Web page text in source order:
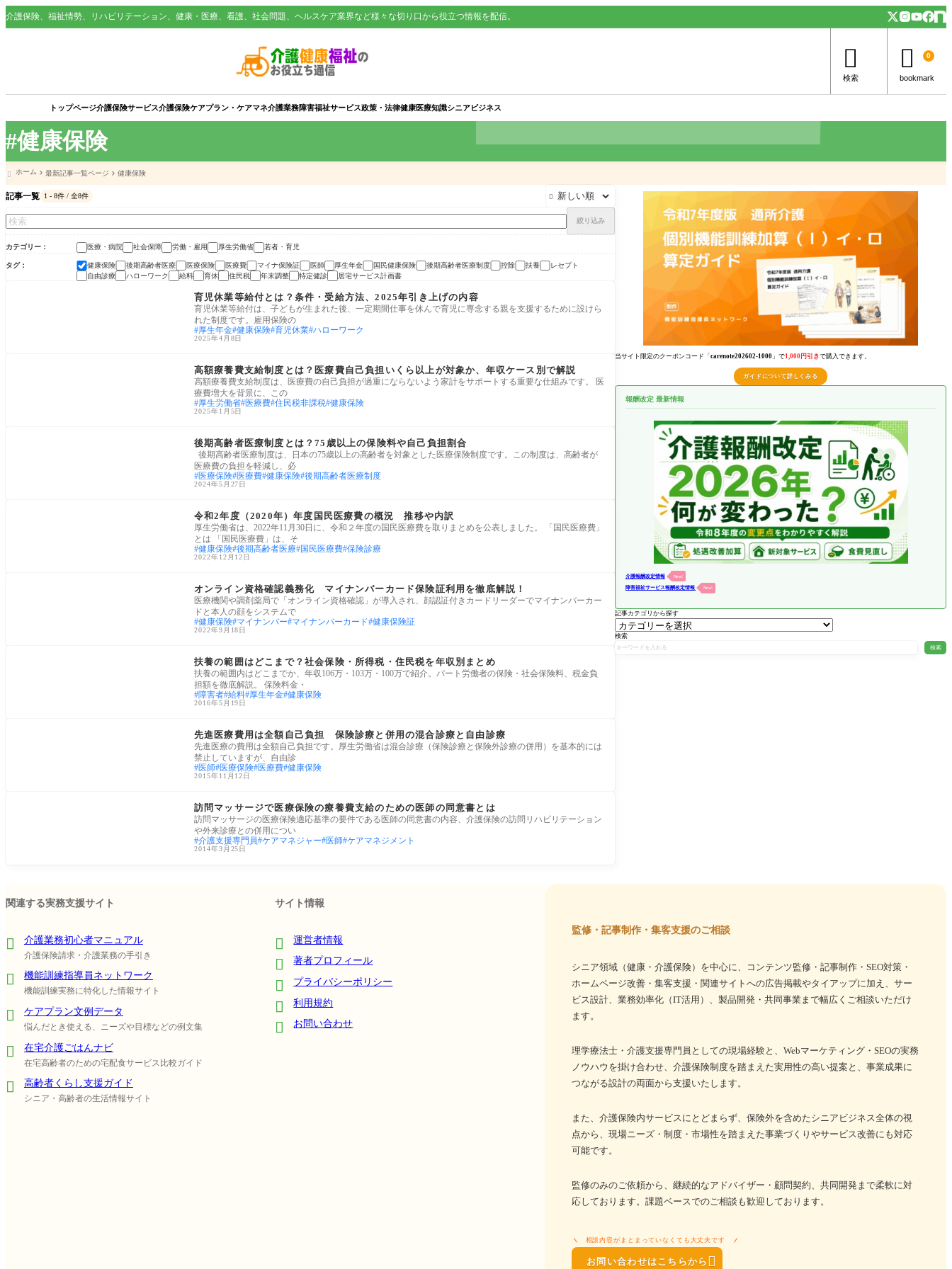
#健康保険
介護保険、福祉情勢、リハビリテーション、健康・医療、看護、社会問題、ヘルスケア業界など様々な切り口から役立つ情報を配信。
トップページ介護保険サービス介護保険ケアプラン・ケアマネ介護業務障害福祉サービス政策・法律健康医療知識シニアビジネス

検索
 0
bookmark
 ホーム 最新記事一覧ページ 健康保険
記事一覧 1 - 8件 / 全8件 
絞り込み
カテゴリー 医療・病院 社会保障 労働・雇用 厚生労働省 若者・育児
タグ 健康保険 後期高齢者医療 医療保険 医療費 マイナ保険証 医師 厚生年金 国民健康保険 後期高齢者医療制度 控除 扶養
レセプト
自由診療
ハローワーク 給料 育休 住民税 年末調整 特定健診 居宅サービス計画書
労働・雇用
育児休業等給付とは？条件・受給方法、2025年引き上げの内容
育児休業等給付は、子どもが生まれた後、一定期間仕事を休んで育児に専念する親を支援するために設けら
れた制度です。雇用保険の
厚生年金 健康保険 育児休業 ハローワーク
2025年4月8日
高額療養費支給制度とは？医療費自己負担いくら以上が対象か、年収ケース別で解説
高額療養費支給制度は、医療費の自己負担が過重にならないよう家計をサポートする重要な仕組みです。 医
療費増大を背景に、この
厚生労働省 医療費 住民税非課税 健康保険
2025年1月5日
後期高齢者医療制度とは？75歳以上の保険料や自己負担割合
後期高齢者医療制度は、日本の75歳以上の高齢者を対象とした医療保険制度です。この制度は、高齢者が
医療費の負担を軽減し、必
医療保険 医療費 健康保険 後期高齢者医療制度
2024年5月27日
令和2年度（2020年）年度国民医療費の概況 推移や内訳
厚生労働省は、2022年11月30日に、令和２年度の国民医療費を取りまとめを公表しました。 「国民医療費」
とは 「国民医療費」は、そ
健康保険 後期高齢者医療 国民医療費 保険診療
2022年12月12日
オンライン資格確認義務化 マイナンバーカード保険証利用を徹底解説！
医療機関や調剤薬局で「オンライン資格確認」が導入され、顔認証付きカードリーダーでマイナンバーカー
ドと本人の顔をシステムで
健康保険 マイナンバー マイナンバーカード 健康保険証
2022年9月18日
扶養の範囲はどこまで？社会保険・所得税・住民税を年収別まとめ
扶養の範囲内はどこまでか、年収106万・103万・100万で紹介。パート労働者の保険・社会保険料、税金負
担額を徹底解説。 保険料金・
障害者 給料 厚生年金 健康保険
2016年5月19日
先進医療費用は全額自己負担 保険診療と併用の混合診療と自由診療
先進医療の費用は全額自己負担です。厚生労働省は混合診療（保険診療と保険外診療の併用）を基本的には
禁止していますが、自由診
医師 医療保険 医療費 健康保険
2015年11月12日
訪問マッサージで医療保険の療養費支給のための医師の同意書とは
訪問マッサージの医療保険適応基準の要件である医師の同意書の内容、介護保険の訪問リハビリテーション
や外来診療との併用につい
介護支援専門員 ケアマネジャー 医師 ケアマネジメント
2014年3月25日
当サイト限定のクーポンコード「 carenote202602-1000 」で1,000円引きで購入できます。
ガイドについて詳しくみる
報酬改定 最新情報
介護報酬改定情報 New!
障害福祉サービス報酬改定情報 New!
記事カテゴリから探す
検索
検索
関連する実務支援サイト
介護業務初心者マニュアル
介護保険請求・介護業務の手引き
機能訓練指導員ネットワーク
機能訓練実務に特化した情報サイト
ケアプラン文例データ
悩んだとき使える、ニーズや目標などの例文集
在宅介護ごはんナビ
在宅高齢者のための宅配食サービス比較ガイド
高齢者くらし支援ガイド
シニア・高齢者の生活情報サイト
サイト情報
運営者情報
著者プロフィール
プライバシーポリシー
利用規約
お問い合わせ
監修・記事制作・集客支援のご相談
シニア領域（健康・介護保険）を中心に、コンテンツ監修・記事制作・SEO対策・
ホームページ改善・集客支援・関連サイトへの広告掲載やタイアップに加え、サー
ビス設計、業務効率化（IT活用）、製品開発・共同事業まで幅広くご相談いただけ
ます。
理学療法士・介護支援専門員としての現場経験と、Webマーケティング・SEOの実務
ノウハウを掛け合わせ、介護保険制度を踏まえた実用性の高い提案と、事業成果に
つながる設計の両面から支援いたします。
また、介護保険内サービスにとどまらず、保険外を含めたシニアビジネス全体の視
点から、現場ニーズ・制度・市場性を踏まえた事業づくりやサービス改善にも対応
可能です。
監修のみのご依頼から、継続的なアドバイザー・顧問契約、共同開発まで柔軟に対
応しております。課題ベースでのご相談も歓迎しております。
相談内容がまとまっていなくても大丈夫です
お問い合わせはこちらから 